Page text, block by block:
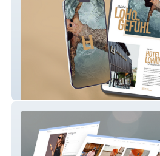
Lohningerhof****, Maria Alm